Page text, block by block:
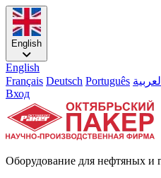
English
English
Français Deutsch Português العربية
Вход
Оборудование для нефтяных и